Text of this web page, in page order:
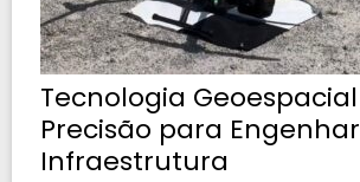
Tecnologia
Precisão para
Infraestrutura